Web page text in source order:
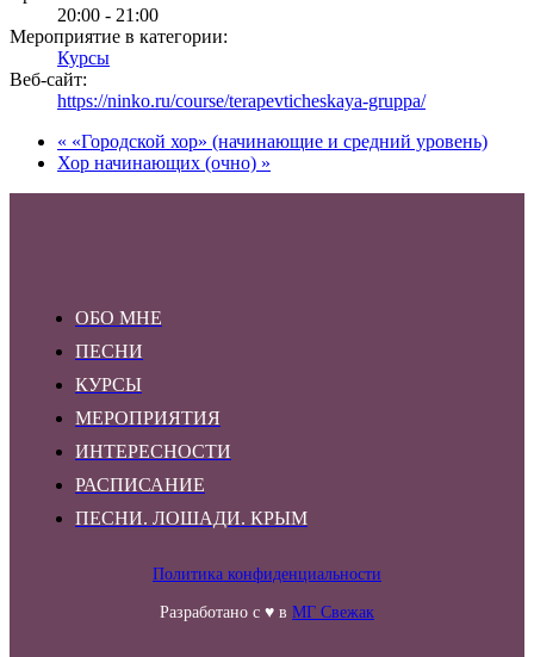
20:00 - 21:00
Мероприятие в категории:
Курсы
Веб-сайт:
https://ninko.ru/course/terapevticheskaya-gruppa/
« «Городской хор» (начинающие и средний уровень)
Хор начинающих (очно) »
ОБО МНЕ
ПЕСНИ
КУРСЫ
МЕРОПРИЯТИЯ
ИНТЕРЕСНОСТИ
РАСПИСАНИЕ
ПЕСНИ. ЛОШАДИ. КРЫМ
Политика конфиденциальности
Разработано с ♥ в МГ Свежак